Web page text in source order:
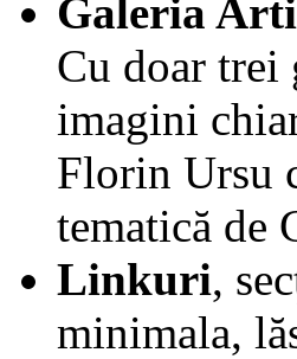
Galeria
Cu doar trei
imagini
Florin Ursu
tematică de
Linkuri,
minimala,